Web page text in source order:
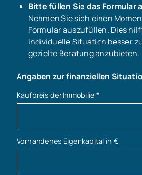
Bitte füllen Sie das Formular
Nehmen Sie sich einen
Formular auszufüllen. Dies
individuelle Situation besser
gezielte Beratung anzubieten.
Angaben zur finanziellen
Kaufpreis der Immobilie *
Vorhandenes Eigenkapital in €